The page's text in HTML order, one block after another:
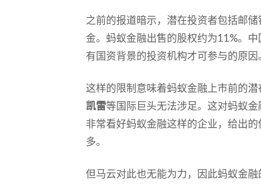
之前的报道暗示，潜在投资者包括邮
金。蚂蚁金融出售的股权约为11%。
有国资背景的投资机构才可参与的原因
这样的限制意味着蚂蚁金融上市前的潜
凯雷等国际巨头无法涉足。这对蚂蚁
非常看好蚂蚁金融这样的企业，给出
多。
但马云对此也无能为力，因此蚂蚁金